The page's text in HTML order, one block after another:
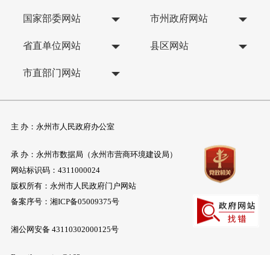
国家部委网站 市州政府网站
省直单位网站 县区网站
市直部门网站
主 办：永州市人民政府办公室
承 办：永州市数据局（永州市营商环境建设局）
网站标识码：4311000024
版权所有：永州市人民政府门户网站
备案序号： 湘ICP备05009375号
湘公网安备 43110302000125号